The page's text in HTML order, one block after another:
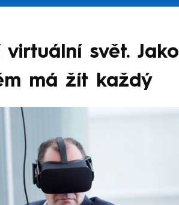
svět. Jako
má žít každý